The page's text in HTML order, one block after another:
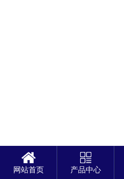
网站首页 产品中心